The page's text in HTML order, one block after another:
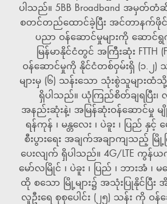
ပါသည်။ 5BB Broadband အမှတ်
စတင်တည်ထောင်ခဲ့ပြီး အင်တာနက်ဖိုင်
ပညာ ဝန်ဆောင်မှုများကို ဆော
မြန်မာနိုင်ငံတွင် အကြီးဆုံး FTTH
ဝန်ဆောင်မှုကို နိုင်ငံတစ်ဝှမ်းရှိ (၁.၂)
များမှ (၆) သန်းသော သုံးစွဲသူများ
ရှိပါသည်။ ယုံကြည်စိတ်ချရပြီး
အနည်းဆုံးနဲ့၊ အမြန်ဆုံးဝန်ဆောင်မှု မျိုး
ရန်ကုန် ၊ မန္တလေး ၊ ပဲခူး ၊ ပြည် နှ
စီးပွားရေး အချက်အချာကျသည့် မြို့
ပေးလျက် ရှိပါသည်။ 4G/LTE ကွန်
မော်လမြိုင် ၊ ပဲခူး ၊ ပြည် ၊ ဘားအံ
ထို စသော မြို့များ၌ အသုံးပြုနိုင်ပြီး
လူဦးရေ စုစုပေါင်း (၂၅) သန်း ကို ဝန်